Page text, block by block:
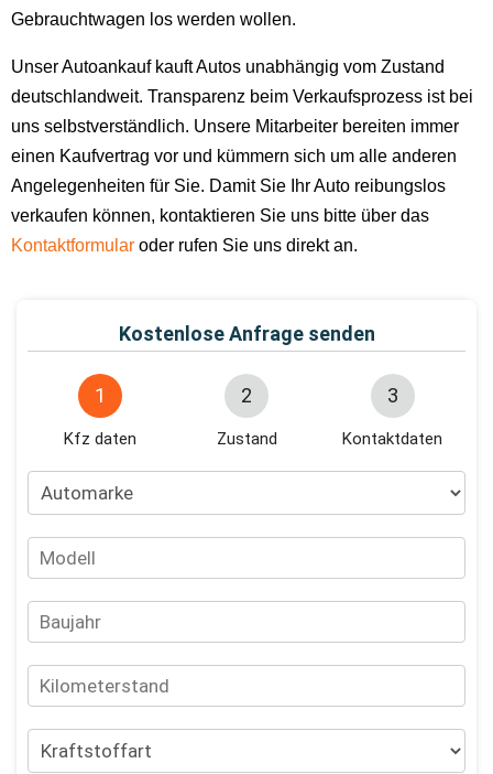
Gebrauchtwagen los werden wollen.
Unser Autoankauf kauft Autos unabhängig vom Zustand
deutschlandweit. Transparenz beim Verkaufsprozess ist bei
uns selbstverständlich. Unsere Mitarbeiter bereiten immer
einen Kaufvertrag vor und kümmern sich um alle anderen
Angelegenheiten für Sie. Damit Sie Ihr Auto reibungslos
verkaufen können, kontaktieren Sie uns bitte über das
Kontaktformular oder rufen Sie uns direkt an.